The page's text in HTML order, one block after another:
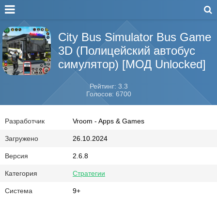
City Bus Simulator Bus Game
3D (Полицейский автобус
симулятор) [МОД Unlocked]
Рейтинг: 3.3
Голосов: 6700
Разработчик Vroom - Apps & Games
Загружено 26.10.2024
Версия 2.6.8
Категория Стратегии
Система 9+